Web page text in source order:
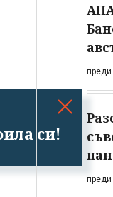
си!